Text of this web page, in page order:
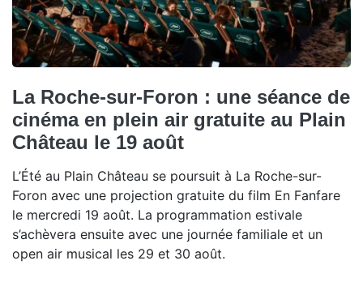
La Roche-sur-Foron : une séance de
cinéma en plein air gratuite au Plain
Château le 19 août
L’Été au Plain Château se poursuit à La Roche-sur-
Foron avec une projection gratuite du film En Fanfare
le mercredi 19 août. La programmation estivale
s’achèvera ensuite avec une journée familiale et un
open air musical les 29 et 30 août.